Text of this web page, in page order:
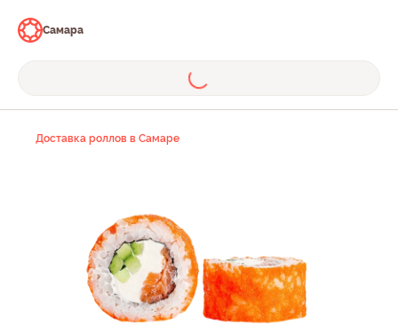
Самара
Доставка роллов в Самаре